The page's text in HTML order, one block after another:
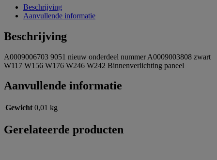
Beschrijving
Aanvullende informatie
Beschrijving
A0009006703 9051 nieuw onderdeel nummer A0009003808 zwart
W117 W156 W176 W246 W242 Binnenverlichting paneel
Aanvullende informatie
Gewicht 0,01 kg
Gerelateerde producten